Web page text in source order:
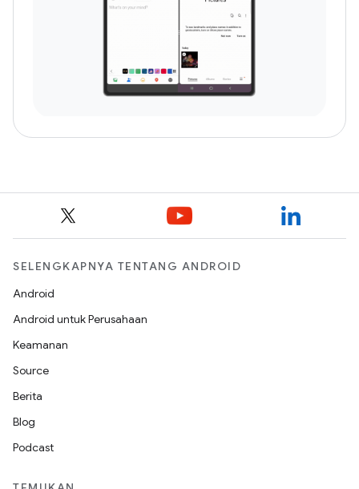
SELENGKAPNYA TENTANG ANDROID
Android
Android untuk Perusahaan
Keamanan
Source
Berita
Blog
Podcast